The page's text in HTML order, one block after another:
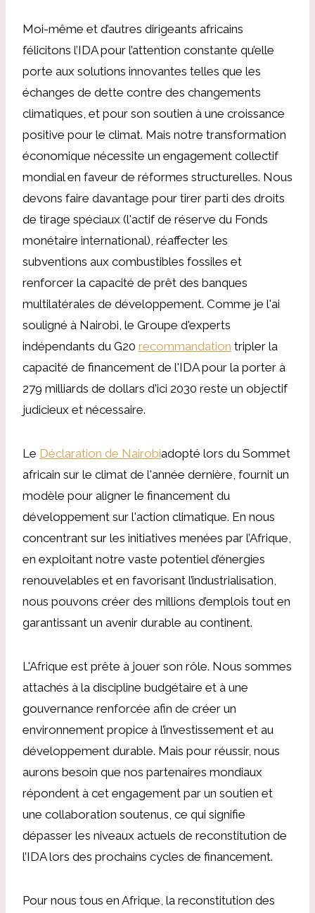
Moi-même et d’autres dirigeants africains
félicitons l’IDA pour l’attention constante qu’elle
porte aux solutions innovantes telles que les
échanges de dette contre des changements
climatiques, et pour son soutien à une croissance
positive pour le climat. Mais notre transformation
économique nécessite un engagement collectif
mondial en faveur de réformes structurelles. Nous
devons faire davantage pour tirer parti des droits
de tirage spéciaux (l'actif de réserve du Fonds
monétaire international), réaffecter les
subventions aux combustibles fossiles et
renforcer la capacité de prêt des banques
multilatérales de développement. Comme je l'ai
souligné à Nairobi, le Groupe d'experts
indépendants du G20 recommandation tripler la
capacité de financement de l'IDA pour la porter à
279 milliards de dollars d'ici 2030 reste un objectif
judicieux et nécessaire.
Le Déclaration de Nairobiadopté lors du Sommet
africain sur le climat de l'année dernière, fournit un
modèle pour aligner le financement du
développement sur l'action climatique. En nous
concentrant sur les initiatives menées par l’Afrique,
en exploitant notre vaste potentiel d’énergies
renouvelables et en favorisant l’industrialisation,
nous pouvons créer des millions d’emplois tout en
garantissant un avenir durable au continent.
L'Afrique est prête à jouer son rôle. Nous sommes
attachés à la discipline budgétaire et à une
gouvernance renforcée afin de créer un
environnement propice à l’investissement et au
développement durable. Mais pour réussir, nous
aurons besoin que nos partenaires mondiaux
répondent à cet engagement par un soutien et
une collaboration soutenus, ce qui signifie
dépasser les niveaux actuels de reconstitution de
l’IDA lors des prochains cycles de financement.
Pour nous tous en Afrique, la reconstitution des